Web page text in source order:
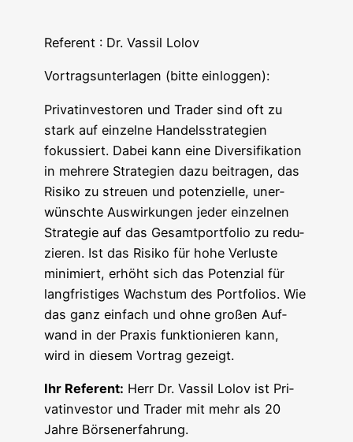
Refe­rent : Dr. Vas­sil Lolov
Vor­trags­un­ter­la­gen (bit­te einloggen):
Pri­vat­in­ves­to­ren und Trader sind oft zu
stark auf ein­zel­ne Han­dels­stra­te­gien
fokus­siert. Dabei kann eine Diver­si­fi­ka­ti­on
in meh­re­re Stra­te­gien dazu bei­tra­gen, das
Risi­ko zu streu­en und poten­zi­el­le, uner­
wünsch­te Aus­wir­kun­gen jeder ein­zel­nen
Stra­te­gie auf das Gesamt­port­fo­lio zu redu­
zie­ren. Ist das Risi­ko für hohe Ver­lus­te
mini­miert, erhöht sich das Poten­zi­al für
lang­fris­ti­ges Wachs­tum des Port­fo­li­os. Wie
das ganz ein­fach und ohne gro­ßen Auf­
wand in der Pra­xis funk­tio­nie­ren kann,
wird in die­sem Vor­trag gezeigt.
Ihr Refe­rent: Herr Dr. Vas­sil Lolov ist Pri­
vat­in­ves­tor und Trader mit mehr als 20
Jah­re Börsenerfahrung.